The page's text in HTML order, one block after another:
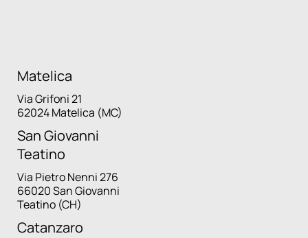
Matelica
Via Grifoni 21
62024 Matelica (MC)
San Giovanni
Teatino
Via Pietro Nenni 276
66020 San Giovanni
Teatino (CH)
Catanzaro